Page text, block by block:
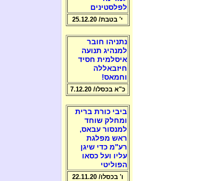
לפלסטינים
י' בטבת/ 25.12.20
נתניהו חובר
למנהיג תנועה
איסלמית חסיד
חיזבאללה
וחמאס!
כ"א בכסלו/ 7.12.20
ביבי כורת ברית
ומחלק שוחד
למנסור עבאס,
ראש מפלגת
רע"מ כדי שיגן
עליו ועל כסאו
הפוליטי
ו' בכסלו/ 22.11.20